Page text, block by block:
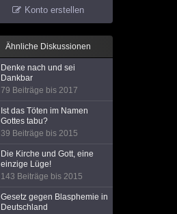
Konto erstellen
Ähnliche Diskussionen
Denke nach und sei
Dankbar
79 Beiträge bis 2017
Ist das Töten im Namen
Gottes tabu?
39 Beiträge bis 2015
Die Kirche und Gott, eine
einzige Lüge!
143 Beiträge bis 2015
Gesetz gegen Blasphemie in
Deutschland